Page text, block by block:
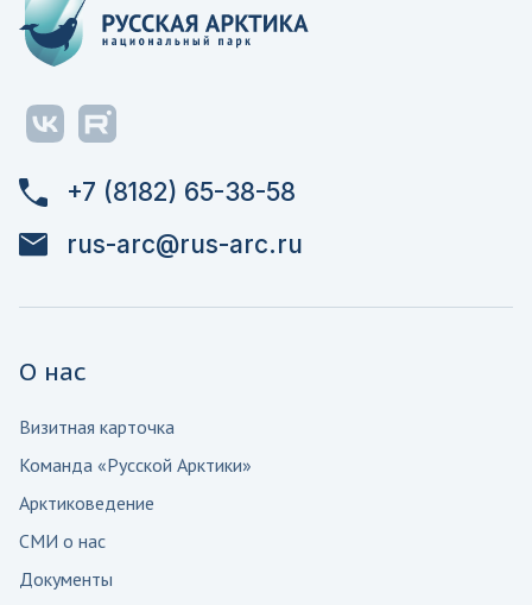
+7 (8182) 65-38-58
rus-arc@rus-arc.ru
О нас
Визитная карточка
Команда «Русской Арктики»
Арктиковедение
СМИ о нас
Документы